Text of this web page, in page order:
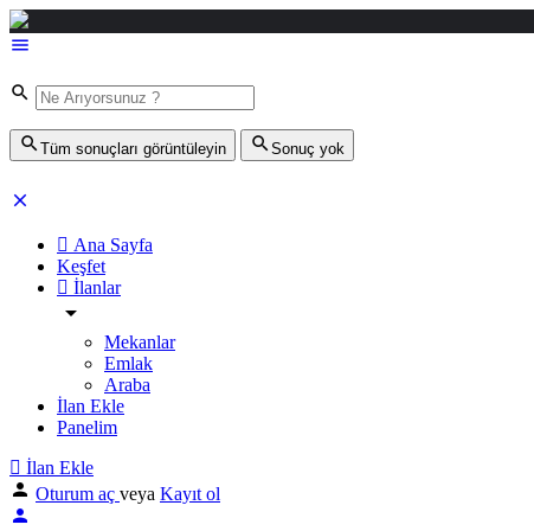
Tüm sonuçları görüntüleyin Sonuç yok
Ana Sayfa
Keşfet
İlanlar
Mekanlar
Emlak
Araba
İlan Ekle
Panelim
İlan Ekle
Oturum aç veya Kayıt ol